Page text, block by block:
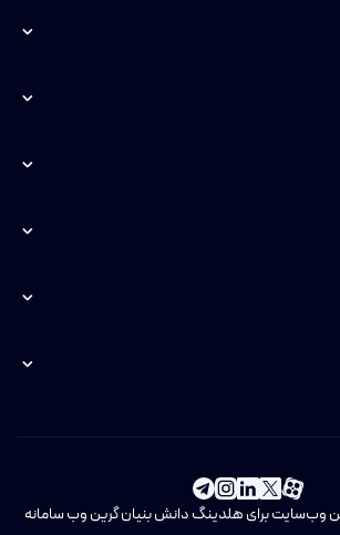
وب‌سایت برای هلدینگ دانش بنیان گرین وب سامانه